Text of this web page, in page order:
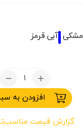
مشکی آبی قرمز
تعداد:
چراغ
باتری
خور
چادر
افزودن به
گزارش قیمت مناسب‌تر